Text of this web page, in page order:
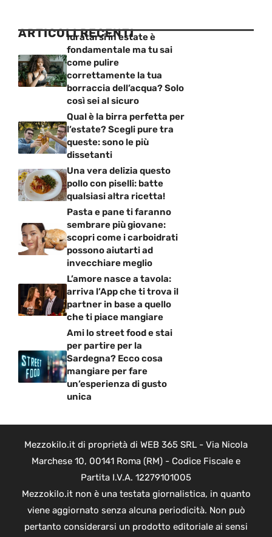
ARTICOLI RECENTI
Idratarsi in estate è
fondamentale ma tu sai
come pulire
correttamente la tua
borraccia dell’acqua? Solo
così sei al sicuro
Qual è la birra perfetta per
l’estate? Scegli pure tra
queste: sono le più
dissetanti
Una vera delizia questo
pollo con piselli: batte
qualsiasi altra ricetta!
Pasta e pane ti faranno
sembrare più giovane:
scopri come i carboidrati
possono aiutarti ad
invecchiare meglio
L’amore nasce a tavola:
arriva l’App che ti trova il
partner in base a quello
che ti piace mangiare
Ami lo street food e stai
per partire per la
Sardegna? Ecco cosa
mangiare per fare
un’esperienza di gusto
unica
Mezzokilo.it di proprietà di WEB 365 SRL - Via Nicola
Marchese 10, 00141 Roma (RM) - Codice Fiscale e
Partita I.V.A. 12279101005
Mezzokilo.it non è una testata giornalistica, in quanto
viene aggiornato senza alcuna periodicità. Non può
pertanto considerarsi un prodotto editoriale ai sensi